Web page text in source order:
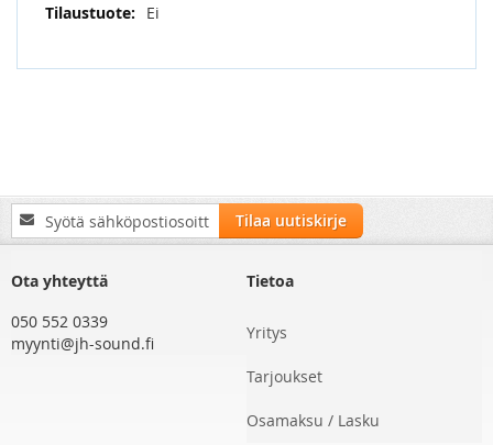
Ei
Tilaa
uutiskirjeemme:
Tilaa uutiskirje
Ota yhteyttä
050 552 0339
myynti@jh-sound.fi
Tietoa
Yritys
Tarjoukset
Osamaksu / Lasku